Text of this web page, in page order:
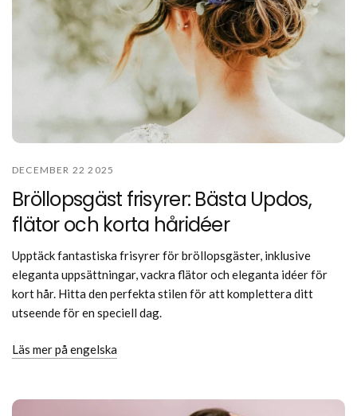
DECEMBER 22 2025
Bröllopsgäst frisyrer: Bästa Updos,
flätor och korta håridéer
Upptäck fantastiska frisyrer för bröllopsgäster, inklusive
eleganta uppsättningar, vackra flätor och eleganta idéer för
kort hår. Hitta den perfekta stilen för att komplettera ditt
utseende för en speciell dag.
Läs mer på engelska